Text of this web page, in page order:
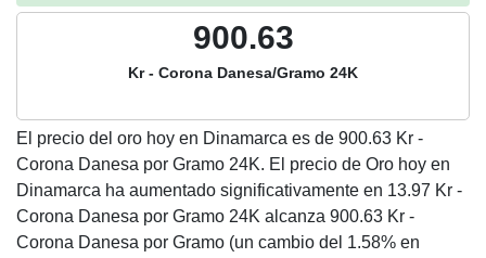
900.63
Kr - Corona Danesa/Gramo 24K
El precio del oro hoy en Dinamarca es de 900.63 Kr -
Corona Danesa por Gramo 24K. El precio de Oro hoy en
Dinamarca ha aumentado significativamente en 13.97 Kr -
Corona Danesa por Gramo 24K alcanza 900.63 Kr -
Corona Danesa por Gramo (un cambio del 1.58% en